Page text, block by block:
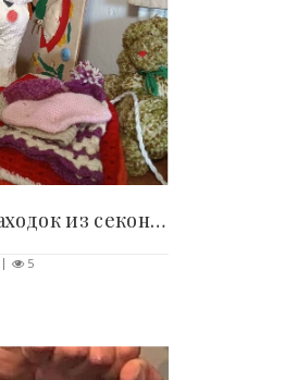
17 чудаковатых находок из секондов, которые..
5